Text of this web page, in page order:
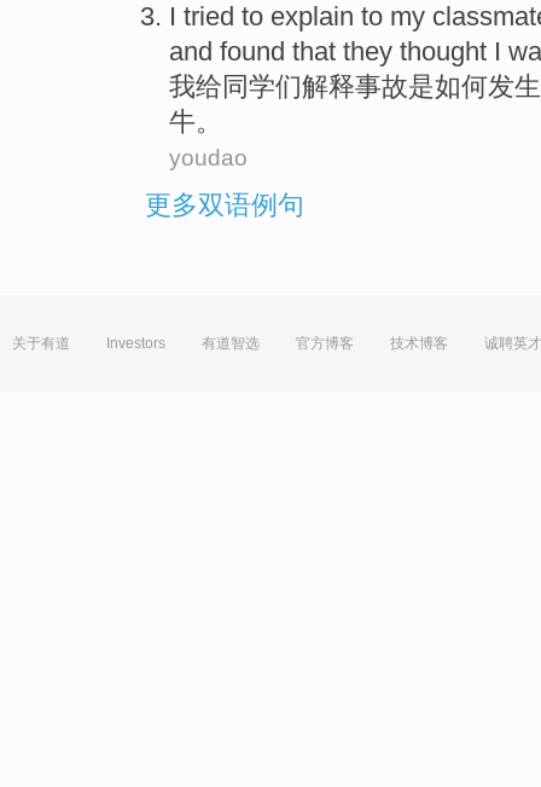
I tried to explain to my
and found that they thought I
我给同学们解释事故是如何发生
牛。
youdao
更多双语例句
关于有道 Investors 有道智选 官方博客 技术博客 诚聘英才